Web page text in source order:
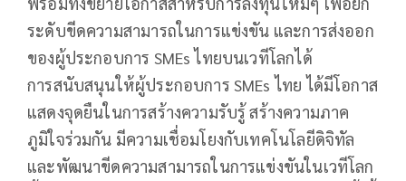
ระดับขีดความสามารถในการแข่งขัน และการส่งออก
ของผู้ประกอบการ SMEs ไทยบนเวทีโลกได้
การสนับสนุนให้ผู้ประกอบการ SMEs ไทย ได้มีโอกาส
แสดงจุดยืนในการสร้างความรับรู้ สร้างความภาค
ภูมิใจร่วมกัน มีความเชื่อมโยงกับเทคโนโลยีดิจิทัล
และพัฒนาขีดความสามารถในการแข่งขันในเวทีโลก